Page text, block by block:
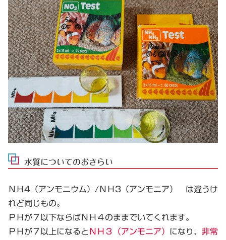
水質についてのおさらい
ＮＨ4（アンモニウム）/ＮＨ3（アンモニア） は違うけ
れど同じもの。
ＰＨが７以下ならばＮＨ４のままでいてくれます。
ＰＨが７以上になると ＮＨ３（アンモニア） になり、 非常